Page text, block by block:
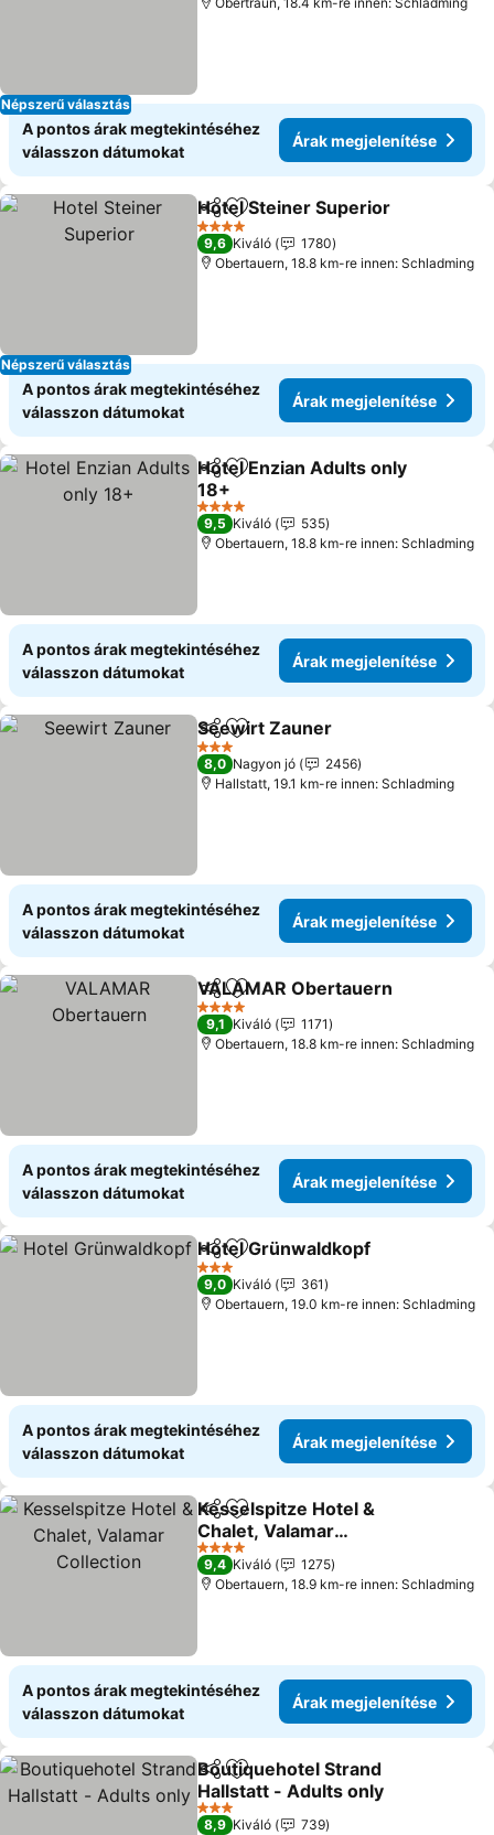
Népszerű választás
A pontos árak megtekintéséhez
válasszon dátumokat
Árak megjelenítése
Népszerű választás
Megosztás
Hozzáadás a kedvencekhez
Hotel Steiner Superior
4 Kategória
9,6 Kiváló
1780
Obertauern, 18.8 km-re innen: Schladming
A pontos árak megtekintéséhez
válasszon dátumokat
Árak megjelenítése
Megosztás
Hozzáadás a kedvencekhez
Hotel Enzian Adults only
18+
4 Kategória
9,5 Kiváló
535
Obertauern, 18.8 km-re innen: Schladming
A pontos árak megtekintéséhez
válasszon dátumokat
Árak megjelenítése
Megosztás
Hozzáadás a kedvencekhez
Seewirt Zauner
3 Kategória
8,0 Nagyon jó
2456
Hallstatt, 19.1 km-re innen: Schladming
A pontos árak megtekintéséhez
válasszon dátumokat
Árak megjelenítése
Megosztás
Hozzáadás a kedvencekhez
VALAMAR Obertauern
4 Kategória
9,1 Kiváló
1171
Obertauern, 18.8 km-re innen: Schladming
A pontos árak megtekintéséhez
válasszon dátumokat
Árak megjelenítése
Megosztás
Hozzáadás a kedvencekhez
Hotel Grünwaldkopf
3 Kategória
9,0 Kiváló
361
Obertauern, 19.0 km-re innen: Schladming
A pontos árak megtekintéséhez
válasszon dátumokat
Árak megjelenítése
Megosztás
Hozzáadás a kedvencekhez
Kesselspitze Hotel &
Chalet, Valamar
Collection
4 Kategória
9,4 Kiváló
1275
Obertauern, 18.9 km-re innen: Schladming
A pontos árak megtekintéséhez
válasszon dátumokat
Árak megjelenítése
Megosztás
Hozzáadás a kedvencekhez
Boutiquehotel Strand
Hallstatt - Adults only
3 Kategória
8,9 Kiváló
739